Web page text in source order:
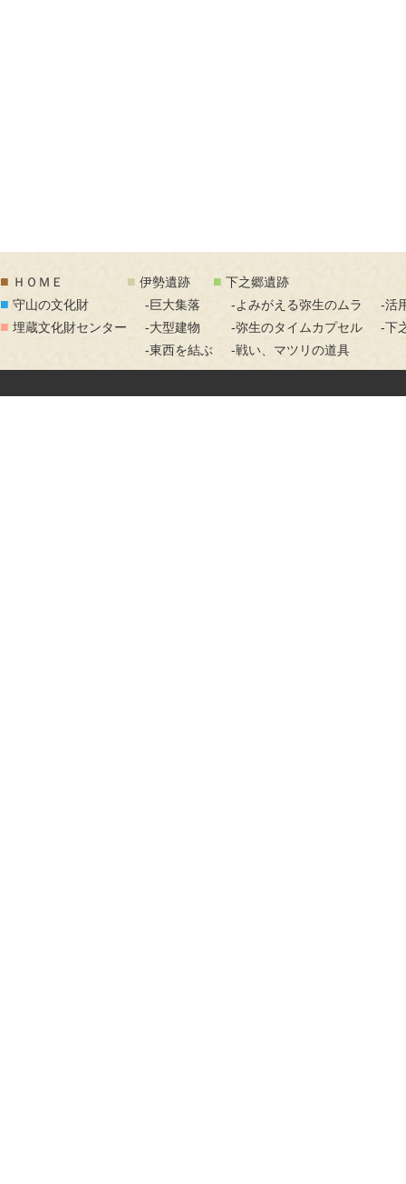
■ ＨＯＭＥ
■ 守山の文化財
■ 埋蔵文化財センター
■ 伊勢遺跡
-巨大集落
-大型建物
-東西を結ぶ
■ 下之郷遺跡
-よみがえる弥生のムラ
-弥生のタイムカプセル
-戦い、マツリの道具
-活
-下